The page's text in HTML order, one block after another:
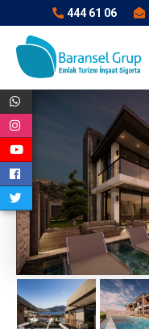
444 61 06